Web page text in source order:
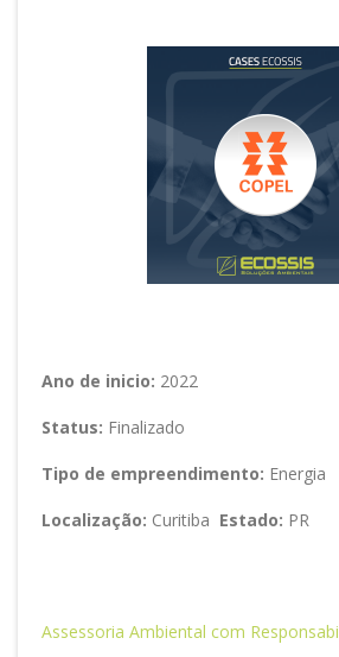
Ano de inicio: 2022
Status: Finalizado
Tipo de empreendimento: Energia
Localização: Curitiba Estado: PR
Assessoria Ambiental com